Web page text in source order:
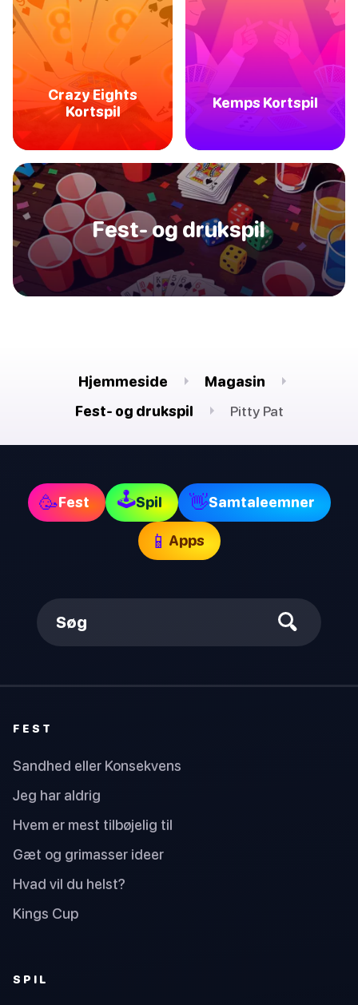
Crazy Eights
Kortspil
Kemps Kortspil
Fest- og drukspil
Hjemmeside
Magasin
Fest- og drukspil
Pitty Pat
🥳Fest 🕹Spil 👋Samtaleemner
📱 Apps
Søg
FEST
Sandhed eller Konsekvens
Jeg har aldrig
Hvem er mest tilbøjelig til
Gæt og grimasser ideer
Hvad vil du helst?
Kings Cup
SPIL